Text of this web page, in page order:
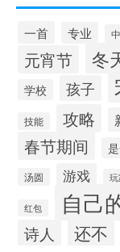
一首 专业
元宵节 冬
学校
孩子
技能 攻略
春节期间
汤圆 游戏 玩
红包 自己
诗人 还不